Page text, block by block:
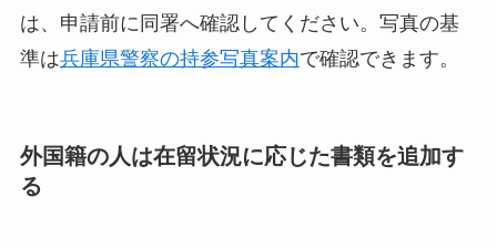
は、申請前に同署へ確認してください。写真の基
準は兵庫県警察の持参写真案内で確認できます。
外国籍の人は在留状況に応じた書類を追加す
る